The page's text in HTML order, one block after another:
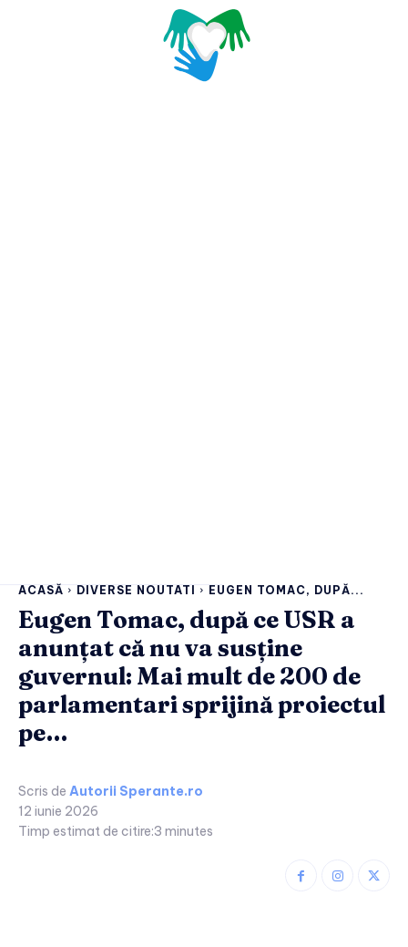
ACASĂ DIVERSE NOUTATI EUGEN TOMAC, DUPĂ...
Eugen Tomac, după ce USR a
anunțat că nu va susține
guvernul: Mai mult de 200 de
parlamentari sprijină proiectul
pe…
Scris de Autorii Sperante.ro
12 iunie 2026
Timp estimat de citire:3 minutes